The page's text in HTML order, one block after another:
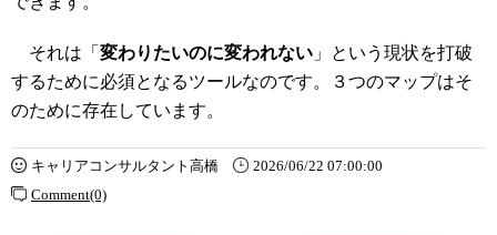
それは「 変わりたいのに変われない 」という現状を打破
するために必須となるツールなのです。３つのマップはそ
のために存在しています。
キャリアコンサルタント高橋
2026/06/22 07:00:00
Comment(0)